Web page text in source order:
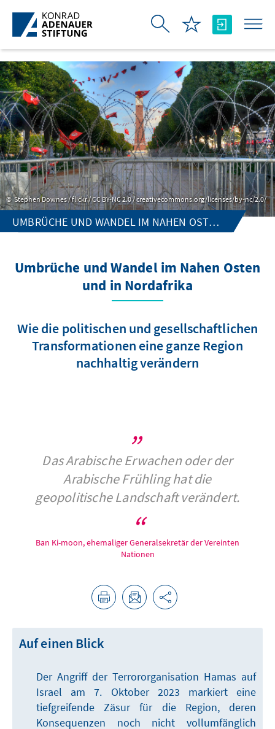
Skip to Main Content
Stephen Downes / flickr / CC BY-NC 2.0 / creativecommons.org/licenses/by-nc/2.0/
UMBRÜCHE UND WANDEL IM NAHEN OSTEN UND IN NORDAFRIKA
Umbrüche und Wandel im Nahen Osten
und in Nordafrika
Wie die politischen und gesellschaftlichen
Transformationen eine ganze Region
nachhaltig verändern
Das Arabische Erwachen oder der
Arabische Frühling hat die
geopolitische Landschaft verändert.
Ban Ki-moon, ehemaliger Generalsekretär der Vereinten
Nationen
Auf einen Blick
Der Angriff der Terrororganisation Hamas auf
Israel am 7. Oktober 2023 markiert eine
tiefgreifende Zäsur für die Region, deren
Konsequenzen noch nicht vollumfänglich